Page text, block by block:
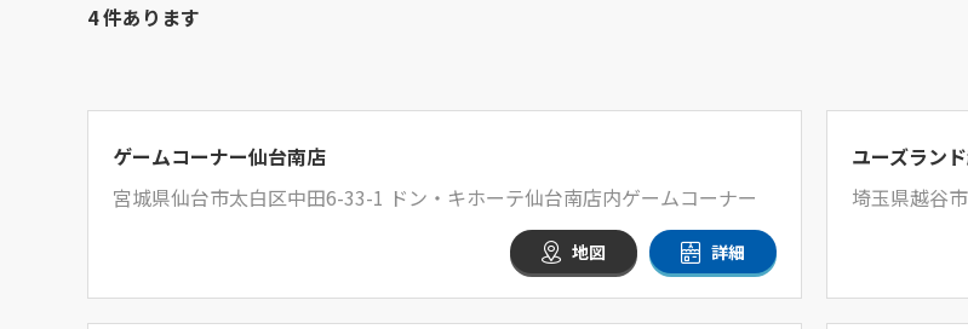
4 件あります
ゲームコーナー仙台南店
宮城県仙台市太白区中田6-33-1 ドン・キホーテ仙台南店内ゲームコーナー
地図 詳細
ユーズラン
埼玉県越谷